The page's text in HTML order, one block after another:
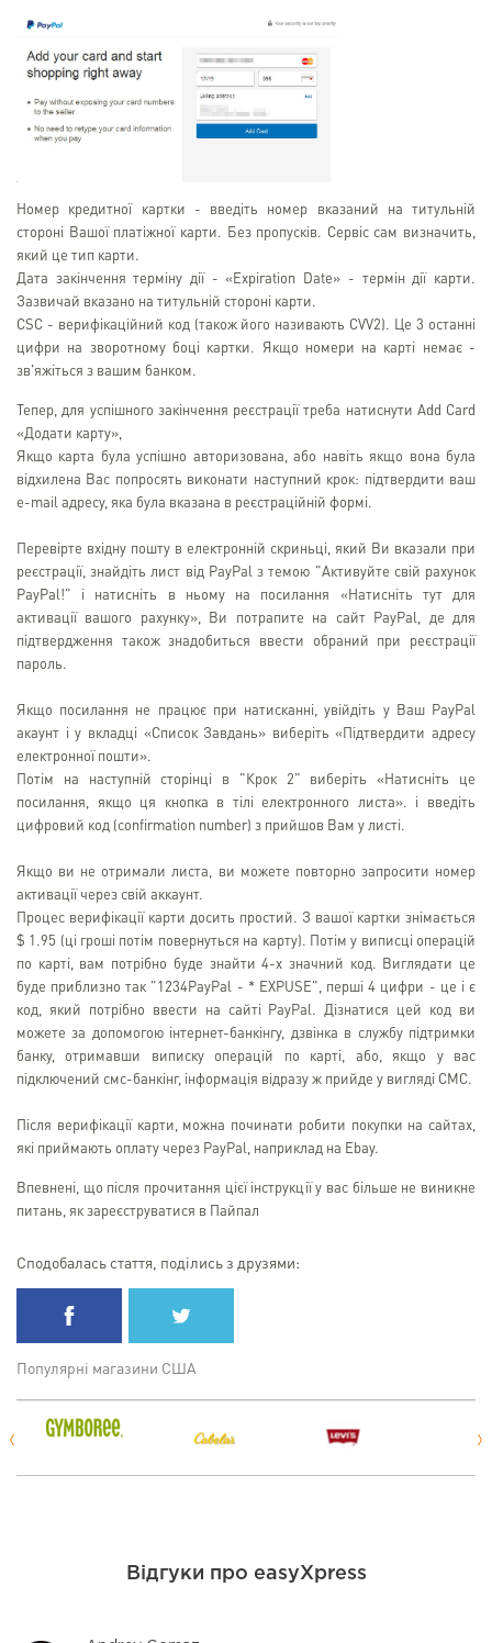
Номер кредитної картки - введіть номер вказаний на титульній
стороні Вашої платіжної карти. Без пропусків. Сервіс сам визначить,
який це тип карти.
Дата закінчення терміну дії - «Expiration Date» - термін дії карти.
Зазвичай вказано на титульній стороні карти.
CSC - верифікаційний код (також його називають CVV2). Це 3 останні
цифри на зворотному боці картки. Якщо номери на карті немає -
зв'яжіться з вашим банком.
Тепер, для успішного закінчення реєстрації треба натиснути Add Card
«Додати карту»,
Якщо карта була успішно авторизована, або навіть якщо вона була
відхилена Вас попросять виконати наступний крок: підтвердити ваш
e-mail адресу, яка була вказана в реєстраційній формі.
Перевірте вхідну пошту в електронній скриньці, який Ви вказали при
реєстрації, знайдіть лист від PayPal з темою "Активуйте свій рахунок
PayPal!" і натисніть в ньому на посилання «Натисніть тут для
активації вашого рахунку», Ви потрапите на сайт PayPal, де для
підтвердження також знадобиться ввести обраний при реєстрації
пароль.
Якщо посилання не працює при натисканні, увійдіть у Ваш PayPal
акаунт і у вкладці «Список Завдань» виберіть «Підтвердити адресу
електронної пошти».
Потім на наступній сторінці в "Крок 2" виберіть «Натисніть це
посилання, якщо ця кнопка в тілі електронного листа». і введіть
цифровий код (confirmation number) з прийшов Вам у листі.
Якщо ви не отримали листа, ви можете повторно запросити номер
активації через свій аккаунт.
Процес верифікації карти досить простий. З вашої картки знімається
$ 1.95 (ці гроші потім повернуться на карту). Потім у виписці операцій
по карті, вам потрібно буде знайти 4-х значний код. Виглядати це
буде приблизно так "1234PayPal - * EXPUSE", перші 4 цифри - це і є
код, який потрібно ввести на сайті PayPal. Дізнатися цей код ви
можете за допомогою інтернет-банкінгу, дзвінка в службу підтримки
банку, отримавши виписку операцій по карті, або, якщо у вас
підключений смс-банкінг, інформація відразу ж прийде у вигляді СМС.
Після верифікації карти, можна починати робити покупки на сайтах,
які приймають оплату через PayPal, наприклад на Ebay.
Впевнені, що після прочитання цієї інструкції у вас більше не виникне
питань, як зареєструватися в Пайпал
Сподобалась стаття, поділись з друзями:
Популярні магазини США
Відгуки про easyXpress